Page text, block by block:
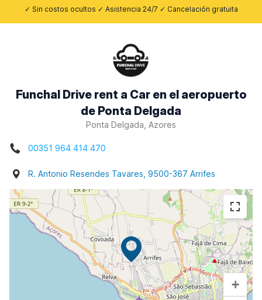
✓ Sin costos ocultos ✓ Asistencia 24/7 ✓ Cancelación gratuita
Funchal Drive rent a Car en el aeropuerto
de Ponta Delgada
Ponta Delgada, Azores
00351 964 414 470
R. Antonio Resendes Tavares, 9500-367 Arrifes
+